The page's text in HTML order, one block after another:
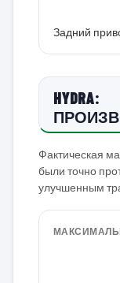
Задний
HYDRA:
Фактическая
были точно
улучшенным